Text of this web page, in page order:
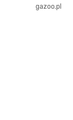
gazoo.pl